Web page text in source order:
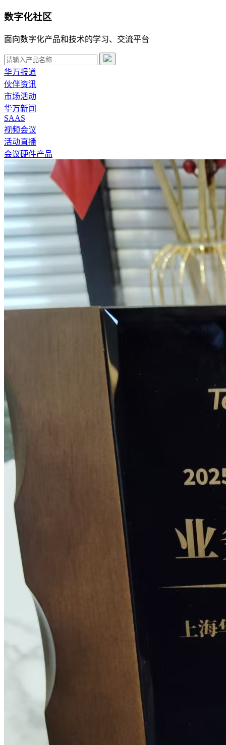
数字化社区
面向数字化产品和技术的学习、交流平台
华万报道
伙伴资讯
市场活动
华万新闻
SAAS
视频会议
活动直播
会议硬件产品